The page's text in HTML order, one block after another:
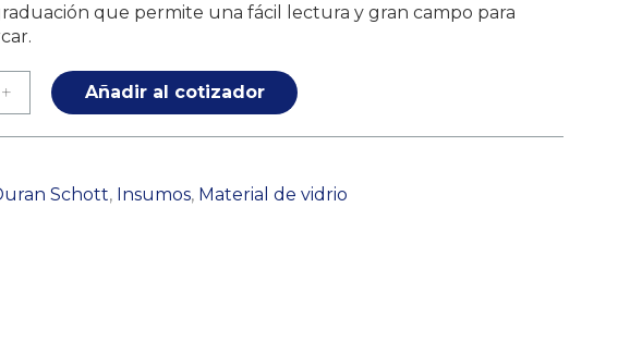
que permite una fácil lectura y gran campo para
Añadir al cotizador
Schott, Insumos, Material de vidrio